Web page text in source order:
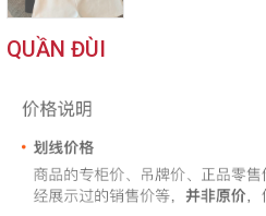
QUẦN ĐÙI